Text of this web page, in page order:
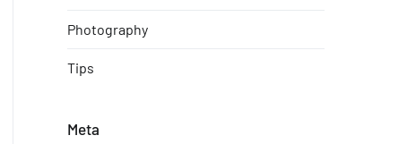
Photography
Tips
Meta